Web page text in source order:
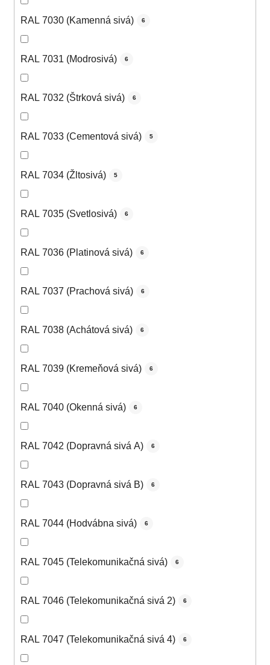
RAL 7030 (Kamenná sivá) 6
RAL 7031 (Modrosivá) 6
RAL 7032 (Štrková sivá) 6
RAL 7033 (Cementová sivá) 5
RAL 7034 (Žltosivá) 5
RAL 7035 (Svetlosivá) 6
RAL 7036 (Platinová sivá) 6
RAL 7037 (Prachová sivá) 6
RAL 7038 (Achátová sivá) 6
RAL 7039 (Kremeňová sivá) 6
RAL 7040 (Okenná sivá) 6
RAL 7042 (Dopravná sivá A) 6
RAL 7043 (Dopravná sivá B) 6
RAL 7044 (Hodvábna sivá) 6
RAL 7045 (Telekomunikačná sivá) 6
RAL 7046 (Telekomunikačná sivá 2) 6
RAL 7047 (Telekomunikačná sivá 4) 6